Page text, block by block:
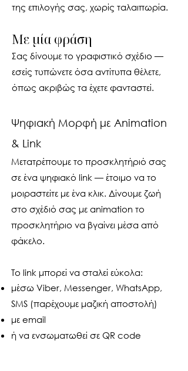
της επιλογής σας, χωρίς ταλαιπωρία.
Με μία φράση
Σας δίνουμε το γραφιστικό σχέδιο —
εσείς τυπώνετε όσα αντίτυπα θέλετε,
όπως ακριβώς τα έχετε φανταστεί.
Ψηφιακή Μορφή με Animation
& Link
Μετατρέπουμε το προσκλητήριό σας
σε ένα ψηφιακό link — έτοιμο να το
μοιραστείτε με ένα κλικ. Δίνουμε ζωή
στο σχέδιό σας με animation το
προσκλητήριο να βγαίνει μέσα από
φάκελο.
Το link μπορεί να σταλεί εύκολα:
μέσω Viber, Messenger, WhatsApp,
SMS (παρέχουμε μαζική αποστολή)
με email
ή να ενσωματωθεί σε QR code